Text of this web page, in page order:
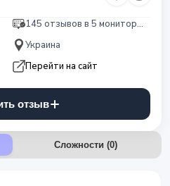
145 отзывов в 5 мониторингах
Украина
Перейти на сайт
отзыв
Сложности (0)